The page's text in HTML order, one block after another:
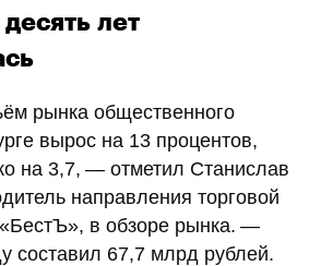
лет
рынка общественного
вырос на 13 процентов,
на 3,7, — отметил Станислав
направления торговой
в обзоре рынка. —
составил 67,7 млрд рублей.